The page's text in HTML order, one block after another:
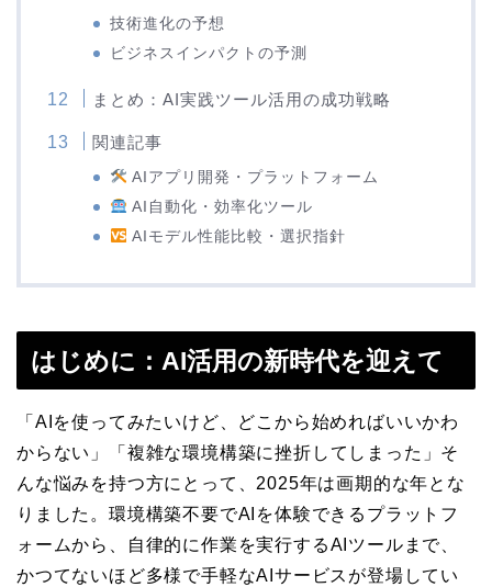
技術進化の予想
ビジネスインパクトの予測
まとめ：AI実践ツール活用の成功戦略
関連記事
AIアプリ開発・プラットフォーム
AI自動化・効率化ツール
AIモデル性能比較・選択指針
はじめに：AI活用の新時代を迎えて
「AIを使ってみたいけど、どこから始めればいいかわ
からない」「複雑な環境構築に挫折してしまった」そ
んな悩みを持つ方にとって、2025年は画期的な年とな
りました。環境構築不要でAIを体験できるプラットフ
ォームから、自律的に作業を実行するAIツールまで、
かつてないほど多様で手軽なAIサービスが登場してい